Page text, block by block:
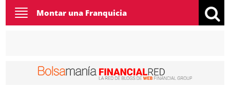
Toggle
navigation
Montar una Franquicia